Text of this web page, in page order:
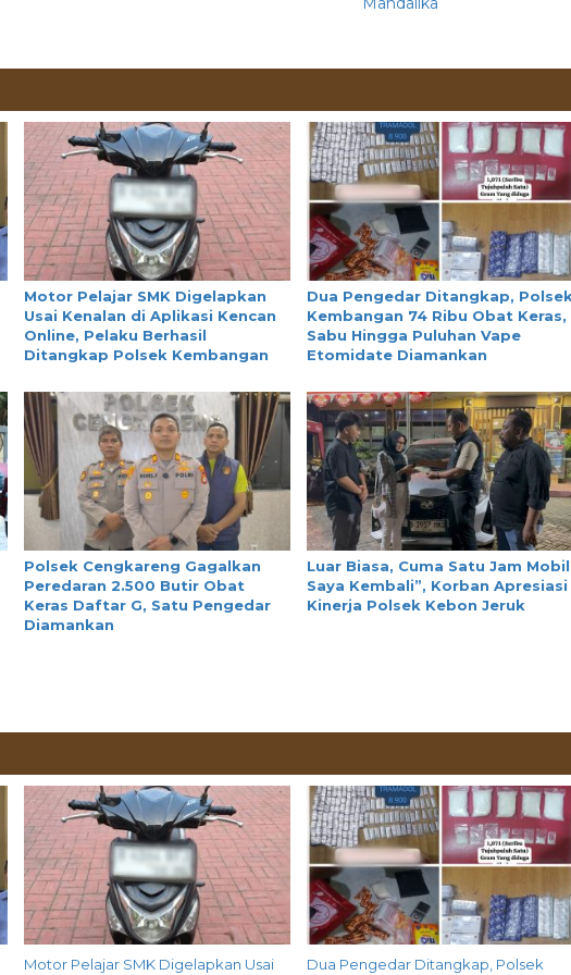
Motor Pelajar SMK Digelapkan
Usai Kenalan di Aplikasi Kencan
Online, Pelaku Berhasil
Ditangkap Polsek Kembangan
Dua Pengedar Ditangkap,
Kembangan 74 Ribu Obat Keras,
Sabu Hingga Puluhan Vape
Etomidate Diamankan
Polsek Cengkareng Gagalkan
Peredaran 2.500 Butir Obat
Keras Daftar G, Satu Pengedar
Diamankan
Luar Biasa, Cuma Satu Jam Mobil
Saya Kembali”, Korban Apresiasi
Kinerja Polsek Kebon Jeruk
Motor Pelajar SMK Digelapkan Usai
Dua Pengedar Ditangkap, Polsek